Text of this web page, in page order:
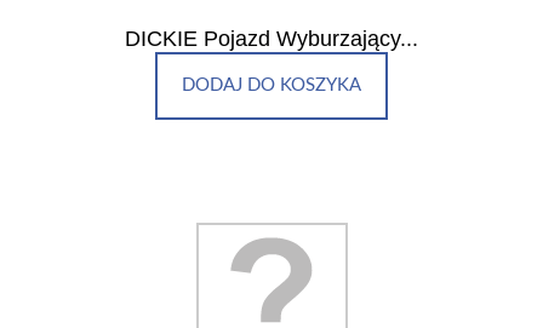
DICKIE Pojazd Wyburzający...
DODAJ DO KOSZYKA